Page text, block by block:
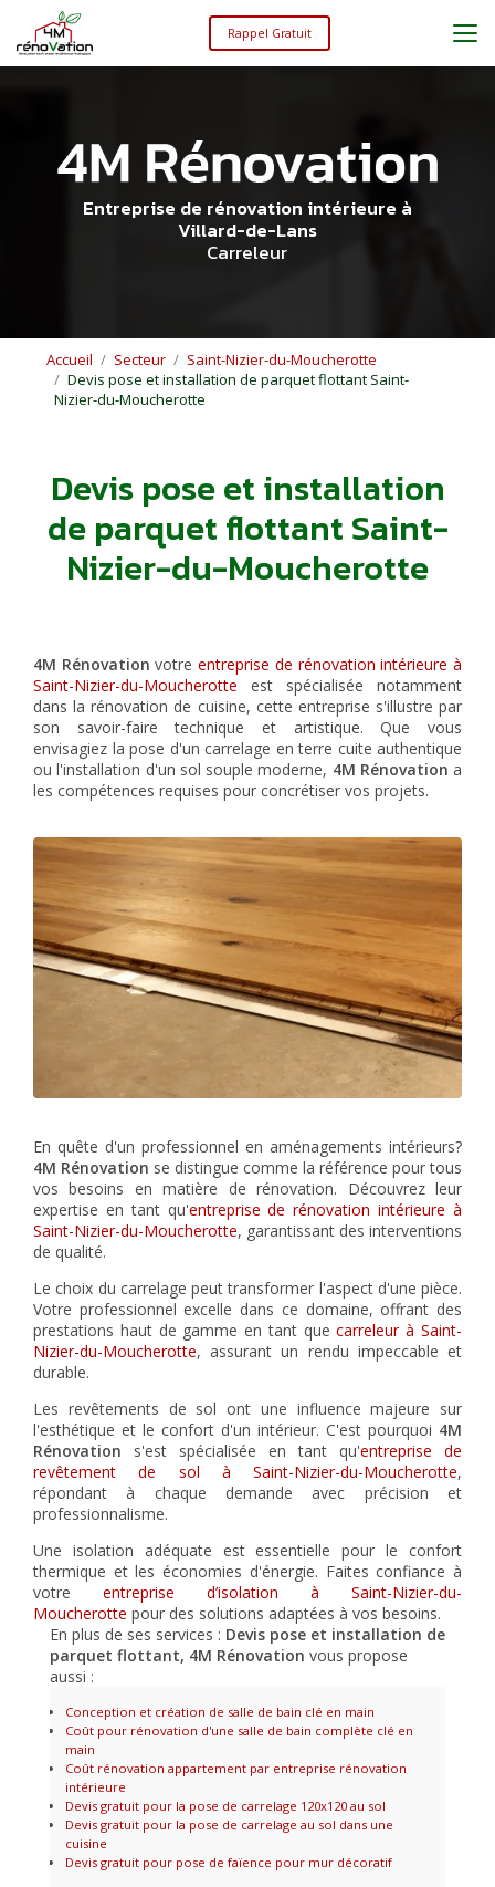
contenu
principal
Rappel Gratuit
Entreprise de rénovation intérieure à
Villard-de-Lans
Carreleur
Accueil Secteur
Saint-Nizier-du-Moucherotte
Devis pose et installation de parquet flottant Saint-
Nizier-du-Moucherotte
Devis pose et installation
de parquet flottant Saint-
Nizier-du-Moucherotte
4M Rénovation votreentreprise de rénovation intérieure à
Saint-Nizier-du-Moucherotte est spécialisée notamment
dans la rénovation de cuisine, cette entreprise s'illustre par
son savoir-faire technique et artistique. Que vous
envisagiez la pose d'un carrelage en terre cuite authentique
ou l'installation d'un sol souple moderne, 4M Rénovation a
les compétences requises pour concrétiser vos projets.
En quête d'un professionnel en aménagements intérieurs?
4M Rénovation se distingue comme la référence pour tous
vos besoins en matière de rénovation. Découvrez leur
expertise en tant qu'entreprise de rénovation intérieure à
Saint-Nizier-du-Moucherotte, garantissant des interventions
de qualité.
Le choix du carrelage peut transformer l'aspect d'une pièce.
Votre professionnel excelle dans ce domaine, offrant des
prestations haut de gamme en tant quecarreleur à Saint-
Nizier-du-Moucherotte, assurant un rendu impeccable et
durable.
Les revêtements de sol ont une influence majeure sur
l'esthétique et le confort d'un intérieur. C'est pourquoi 4M
Rénovation s'est spécialisée en tant qu'entreprise de
revêtement de sol à Saint-Nizier-du-Moucherotte,
répondant à chaque demande avec précision et
professionnalisme.
Une isolation adéquate est essentielle pour le confort
thermique et les économies d'énergie. Faites confiance à
votre entreprise d’isolation à Saint-Nizier-du-
Moucherotte pour des solutions adaptées à vos besoins.
En plus de ses services : Devis pose et installation de
parquet flottant, 4M Rénovation vous propose
aussi :
Conception et création de salle de bain clé en main
Coût pour rénovation d'une salle de bain complète clé en
main
Coût rénovation appartement par entreprise rénovation
intérieure
Devis gratuit pour la pose de carrelage 120x120 au sol
Devis gratuit pour la pose de carrelage au sol dans une
cuisine
Devis gratuit pour pose de faïence pour mur décoratif